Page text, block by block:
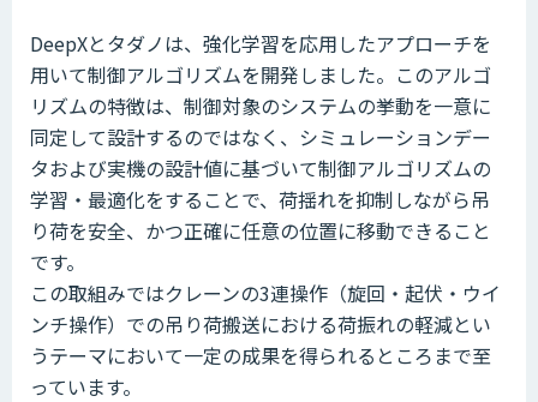
DeepXとタダノは、強化学習を応用したアプローチを
用いて制御アルゴリズムを開発しました。このアルゴ
リズムの特徴は、制御対象のシステムの挙動を一意に
同定して設計するのではなく、シミュレーションデー
タおよび実機の設計値に基づいて制御アルゴリズムの
学習・最適化をすることで、荷揺れを抑制しながら吊
り荷を安全、かつ正確に任意の位置に移動できること
です。
この取組みではクレーンの3連操作（旋回・起伏・ウイ
ンチ操作）での吊り荷搬送における荷振れの軽減とい
うテーマにおいて一定の成果を得られるところまで至
っています。